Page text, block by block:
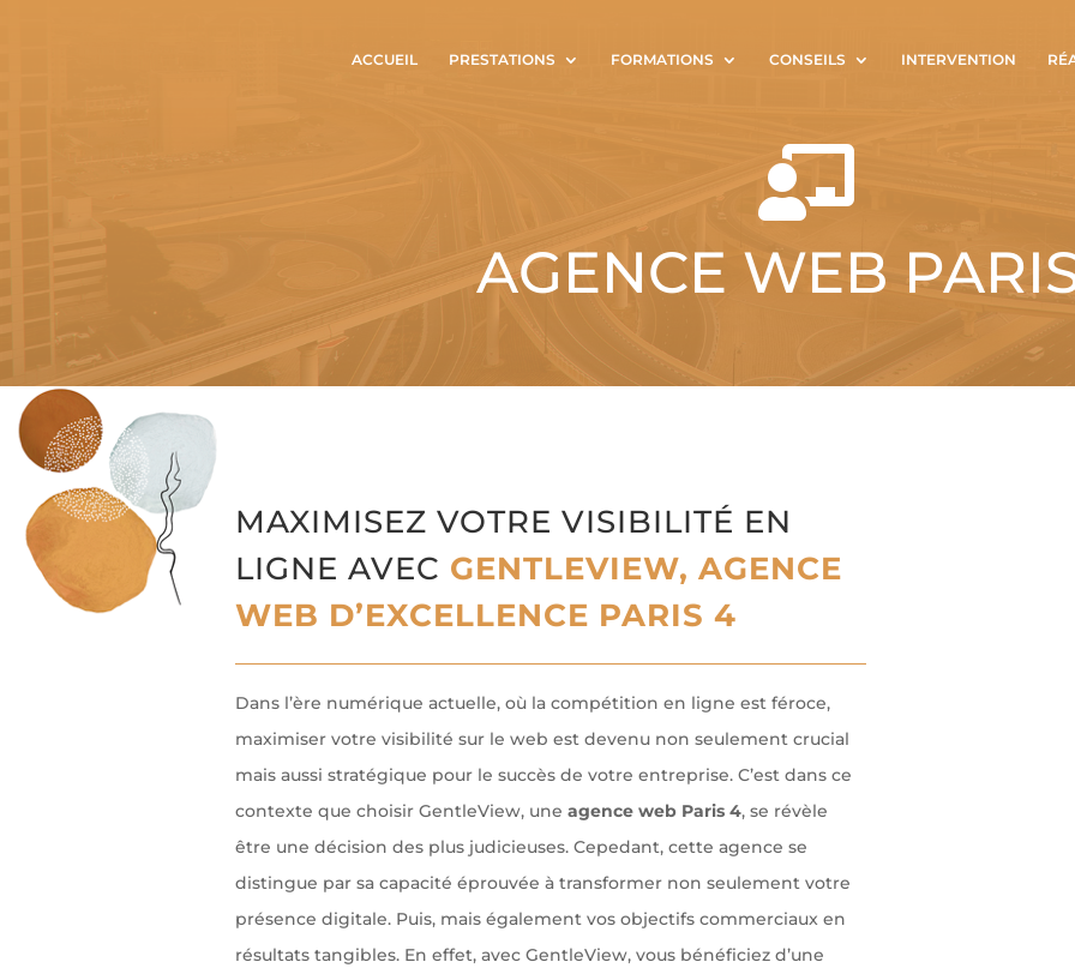
ACCUEIL PRESTATIONS FORMATIONS CONSEILS INTERVENTION

AGENCE WEB
MAXIMISEZ VOTRE VISIBILITÉ EN
LIGNE AVEC GENTLEVIEW, AGENCE
WEB D’EXCELLENCE PARIS 4
Dans l’ère numérique actuelle, où la compétition en ligne est féroce,
maximiser votre visibilité sur le web est devenu non seulement crucial
mais aussi stratégique pour le succès de votre entreprise. C’est dans ce
contexte que choisir GentleView, une agence web Paris 4, se révèle
être une décision des plus judicieuses. Cepedant, cette agence se
distingue par sa capacité éprouvée à transformer non seulement votre
présence digitale. Puis, mais également vos objectifs commerciaux en
résultats tangibles. En effet, avec GentleView, vous bénéficiez d’une